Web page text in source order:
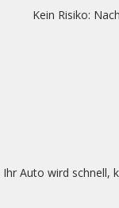
Kein Risiko:
Ihr Auto wird schnell,